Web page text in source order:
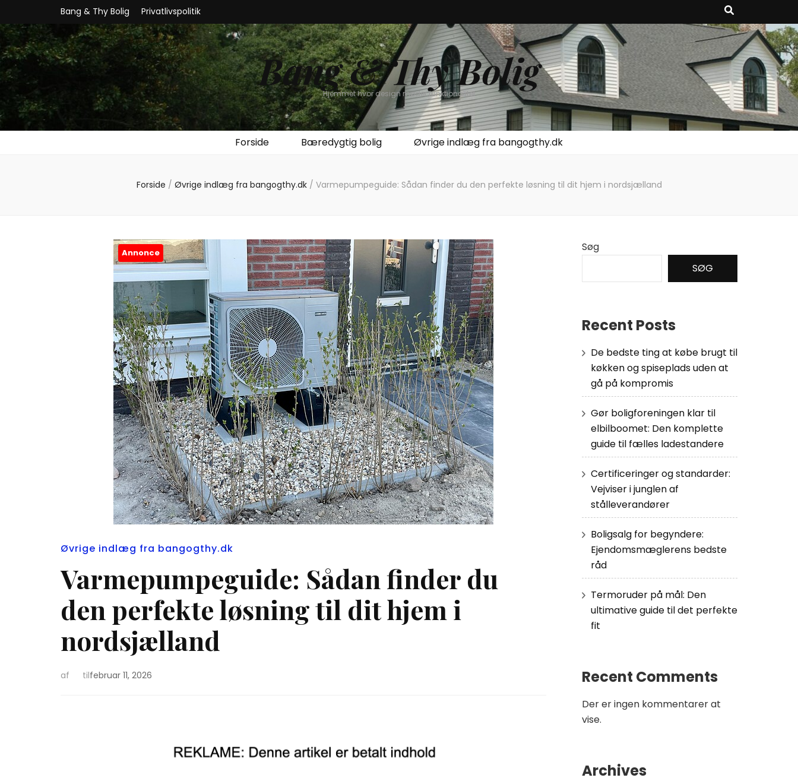
Bang & Thy Bolig Privatlivspolitik
Bang & Thy Bolig
Hjemmet hvor design møder funktionalitet
Forside Bæredygtig bolig Øvrige indlæg fra bangogthy.dk
Forside / Øvrige indlæg fra bangogthy.dk / Varmepumpeguide: Sådan finder du den perfekte løsning til dit hjem i nordsjælland
Annonce
Øvrige indlæg fra bangogthy.dk
Varmepumpeguide: Sådan finder du
den perfekte løsning til dit hjem i
nordsjælland
af tilfebruar 11, 2026
Søg
SØG
Recent Posts
De bedste ting at købe brugt til
køkken og spiseplads uden at
gå på kompromis
Gør boligforeningen klar til
elbilboomet: Den komplette
guide til fælles ladestandere
Certificeringer og standarder:
Vejviser i junglen af
stålleverandører
Boligsalg for begyndere:
Ejendomsmæglerens bedste
råd
Termoruder på mål: Den
ultimative guide til det perfekte
fit
Recent Comments
Der er ingen kommentarer at
vise.
Archives